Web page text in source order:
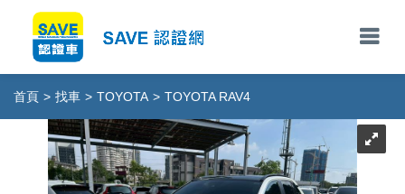
首頁 > 找車 > TOYOTA > TOYOTA RAV4